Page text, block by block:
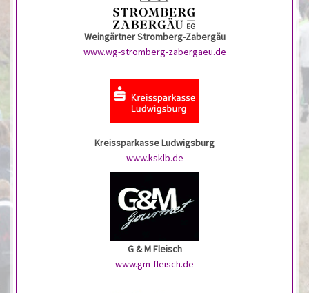
Weingärtner Stromberg-Zabergäu
www.wg-stromberg-zabergaeu.de
Kreissparkasse Ludwigsburg
www.ksklb.de
G & M Fleisch
www.gm-fleisch.de